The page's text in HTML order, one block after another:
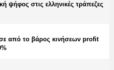
ψήφος στις ελληνικές τράπεζες
από το βάρος κινήσεων profit